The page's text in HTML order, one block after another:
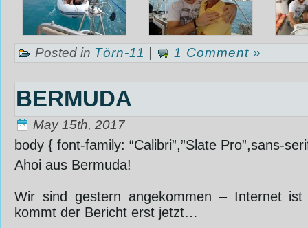
Posted in Törn-11 1 Comment »
BERMUDA
May 15th, 2017
body { font-family: “Calibri”,”Slate Pro”,sans-
Ahoi aus Bermuda!
Wir sind gestern angekommen – Internet
kommt der Bericht erst jetzt…